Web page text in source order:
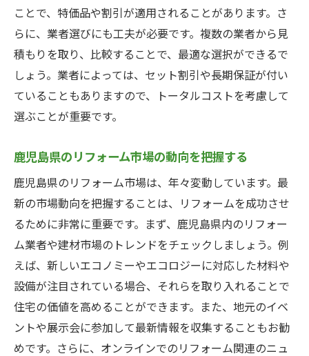
ことで、特価品や割引が適用されることがあります。さ
らに、業者選びにも工夫が必要です。複数の業者から見
積もりを取り、比較することで、最適な選択ができるで
しょう。業者によっては、セット割引や長期保証が付い
ていることもありますので、トータルコストを考慮して
選ぶことが重要です。
鹿児島県のリフォーム市場の動向を把握する
鹿児島県のリフォーム市場は、年々変動しています。最
新の市場動向を把握することは、リフォームを成功させ
るために非常に重要です。まず、鹿児島県内のリフォー
ム業者や建材市場のトレンドをチェックしましょう。例
えば、新しいエコノミーやエコロジーに対応した材料や
設備が注目されている場合、それらを取り入れることで
住宅の価値を高めることができます。また、地元のイベ
ントや展示会に参加して最新情報を収集することもお勧
めです。さらに、オンラインでのリフォーム関連のニュ